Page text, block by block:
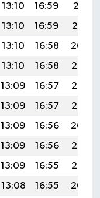
13:10 16:59
20:11
13:10 16:59
20:10
13:10 16:58
20:09
13:10 16:58
20:08
13:09 16:57
20:07
13:09 16:57
20:05
13:09 16:56
20:04
13:09 16:56
20:03
13:09 16:55
20:02
13:08 16:55
20:00